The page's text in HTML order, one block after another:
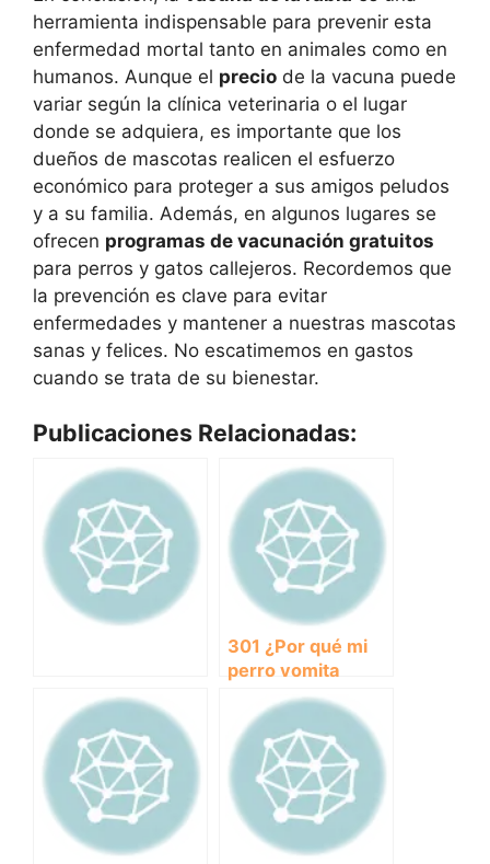
herramienta indispensable para prevenir esta
enfermedad mortal tanto en animales como en
humanos. Aunque el precio de la vacuna puede
variar según la clínica veterinaria o el lugar
donde se adquiera, es importante que los
dueños de mascotas realicen el esfuerzo
económico para proteger a sus amigos peludos
y a su familia. Además, en algunos lugares se
ofrecen programas de vacunación gratuitos
para perros y gatos callejeros. Recordemos que
la prevención es clave para evitar
enfermedades y mantener a nuestras mascotas
sanas y felices. No escatimemos en gastos
cuando se trata de su bienestar.
Publicaciones Relacionadas:
301 ¿Por qué mi
perro vomita
sangre? Causas y
soluciones